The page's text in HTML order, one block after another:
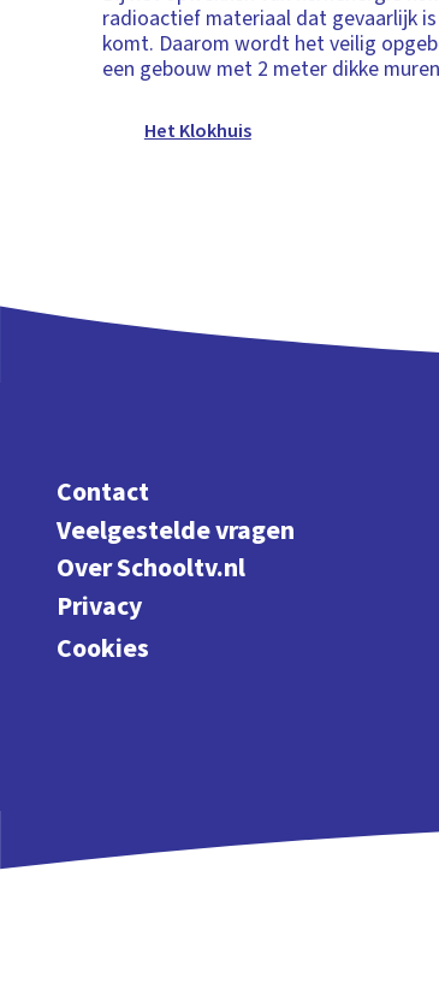
radioactief materiaal dat gevaarlijk
komt. Daarom wordt het veilig
een gebouw met 2 meter dikke
Het Klokhuis
Contact
Veelgestelde vragen
Over Schooltv.nl
Privacy
Cookies